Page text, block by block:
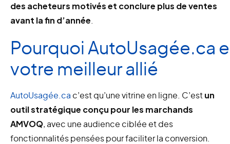
des acheteurs motivés et conclure plus de ventes
avant la fin d’année
PourquoiAutoUsagée.ca
votre meilleur allié
AutoUsagée.cac’est qu’une vitrine en ligne. C’estun
outil stratégique conçu pour les marchands
AMVOQ, avec une audience ciblée et des
fonctionnalités pensées pour faciliter la conversion.